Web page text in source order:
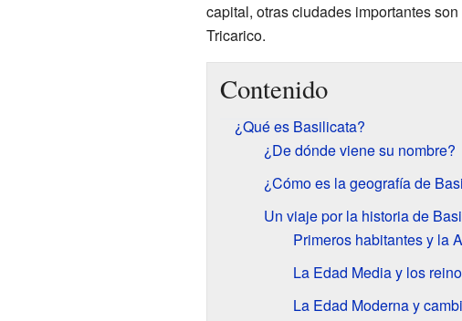
capital, otras ciudades importantes son
Tricarico.
Contenido
¿Qué es Basilicata?
¿De dónde viene su nombre?
¿Cómo es la geografía de
Un viaje por la historia de
Primeros habitantes y la
La Edad Media y los
La Edad Moderna y